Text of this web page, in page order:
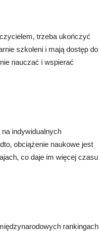
trzeba ukończyć
szkoleni i mają dostęp do
nauczać i wspierać
indywidualnych
obciążenie naukowe jest
co daje im więcej czasu
rankingach